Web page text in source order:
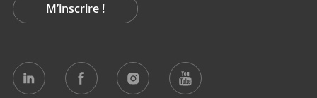
M’inscrire !